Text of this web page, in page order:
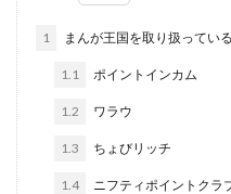
1 まんが王国を取り扱ってい
1.1 ポイントインカム
1.2 ワラウ
1.3 ちょびリッチ
1.4 ニフティポイントクラ